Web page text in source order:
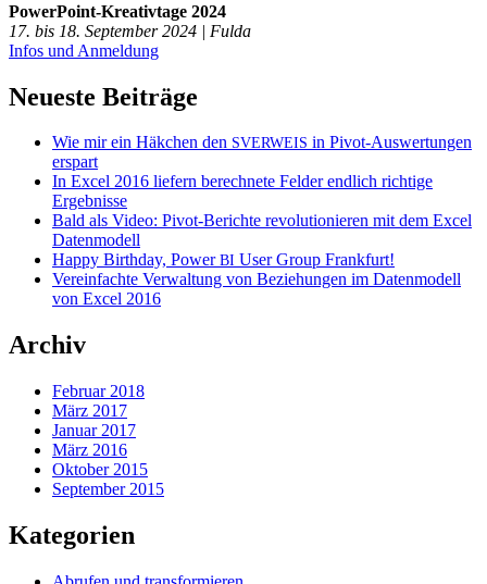
PowerPoint-Kreativtage 2024
17. bis 18. September 2024 | Fulda
Infos und Anmeldung
Neueste Beiträge
Wie mir ein Häkchen den SVERWEIS in Pivot-Auswertungen
erspart
In Excel 2016 liefern berechnete Felder endlich richtige
Ergebnisse
Bald als Video: Pivot-Berichte revolutionieren mit dem Excel
Datenmodell
Happy Birthday, PowerBI User Group Frankfurt!
Vereinfachte Verwaltung von Beziehungen im Datenmodell
von Excel 2016
Archiv
Februar 2018
März 2017
Januar 2017
März 2016
Oktober 2015
September 2015
Kategorien